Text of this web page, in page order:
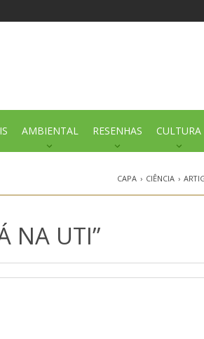
AMBIENTAL RESENHAS CULTURA
CAPA › CIÊNCIA ›
NA UTI”